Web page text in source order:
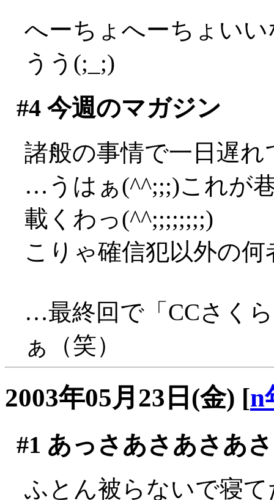
へーちょへーちょい
うう(;_;)
#4今週のマガジン
諸般の事情で一日遅
…うはぁ(^^;;;)これが
載くわっ(^^;;;;;;;;)
こりゃ確信犯以外の
…最終回で「CCさく
ぁ（笑）
2003年05月23日(金) [n
#1 あっさあさあさあ
ふとん被らないで寝